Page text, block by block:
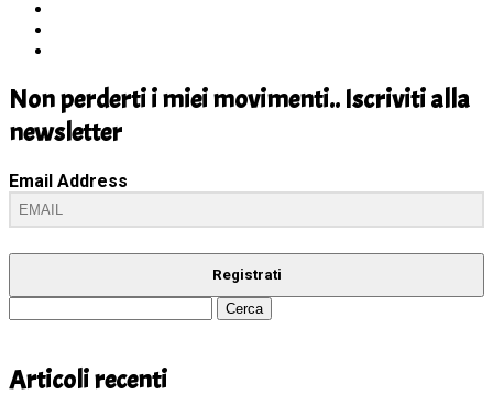
Non perderti i miei movimenti.. Iscriviti alla
newsletter
Email Address
Registrati
per:
Articoli recenti